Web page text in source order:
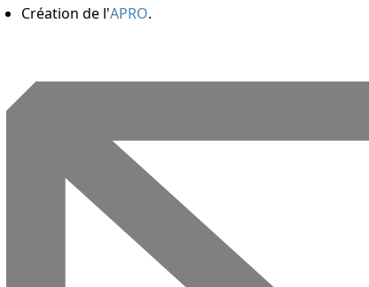
Création de l'APRO.